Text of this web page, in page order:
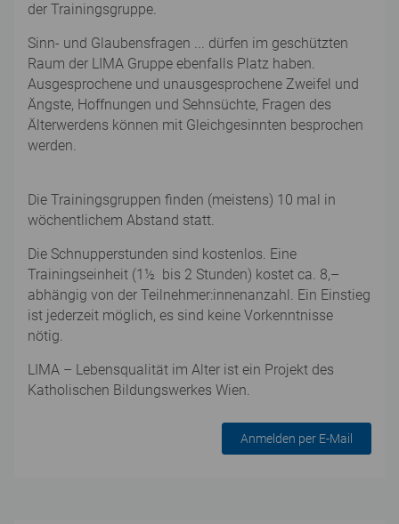
der Trainingsgruppe.
Sinn- und Glaubensfragen ... dürfen im geschützten
Raum der LIMA Gruppe ebenfalls Platz haben.
Ausgesprochene und unausgesprochene Zweifel und
Ängste, Hoffnungen und Sehnsüchte, Fragen des
Älterwerdens können mit Gleichgesinnten besprochen
werden.
Die Trainingsgruppen finden (meistens) 10 mal in
wöchentlichem Abstand statt.
Die Schnupperstunden sind kostenlos. Eine
Trainingseinheit (1½ bis 2 Stunden) kostet ca. 8,–
abhängig von der Teilnehmer:innenanzahl. Ein Einstieg
ist jederzeit möglich, es sind keine Vorkenntnisse
nötig.
LIMA – Lebensqualität im Alter ist ein Projekt des
Katholischen Bildungswerkes Wien.
Anmelden per E-Mail